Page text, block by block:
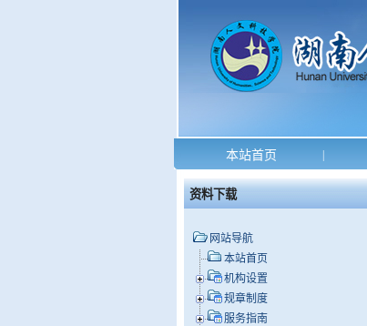
本站首页
资料下载
网站导航
本站首页
机构设置
规章制度
服务指南